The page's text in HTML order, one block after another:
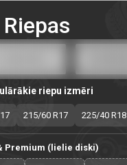
Riepas
riepu izmēri
215/60 R17 225/40 R18
Premium (lielie diski)